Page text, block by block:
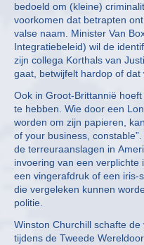
bedoeld om (kleine)
voorkomen dat betrapten
valse naam. Minister Van
Integratiebeleid) wil de
zijn collega Korthals van
gaat, betwijfelt hardop of dat
Ook in Groot-Brittannië
te hebben. Wie door een
worden om zijn papieren,
of your business,
de terreuraanslagen in
invoering van een
een vingerafdruk of een iris-
die vergeleken kunnen
politie.
Winston Churchill schafte
tijdens de Tweede